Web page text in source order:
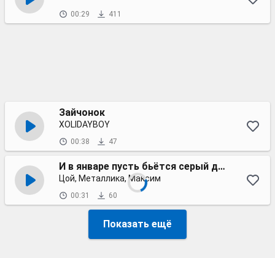
00:29 411
Зайчонок
XOLIDAYBOY
00:38 47
И в январе пусть бьётся серый дождь к нему в окно
Цой, Металлика, Максим
00:31 60
Показать ещё